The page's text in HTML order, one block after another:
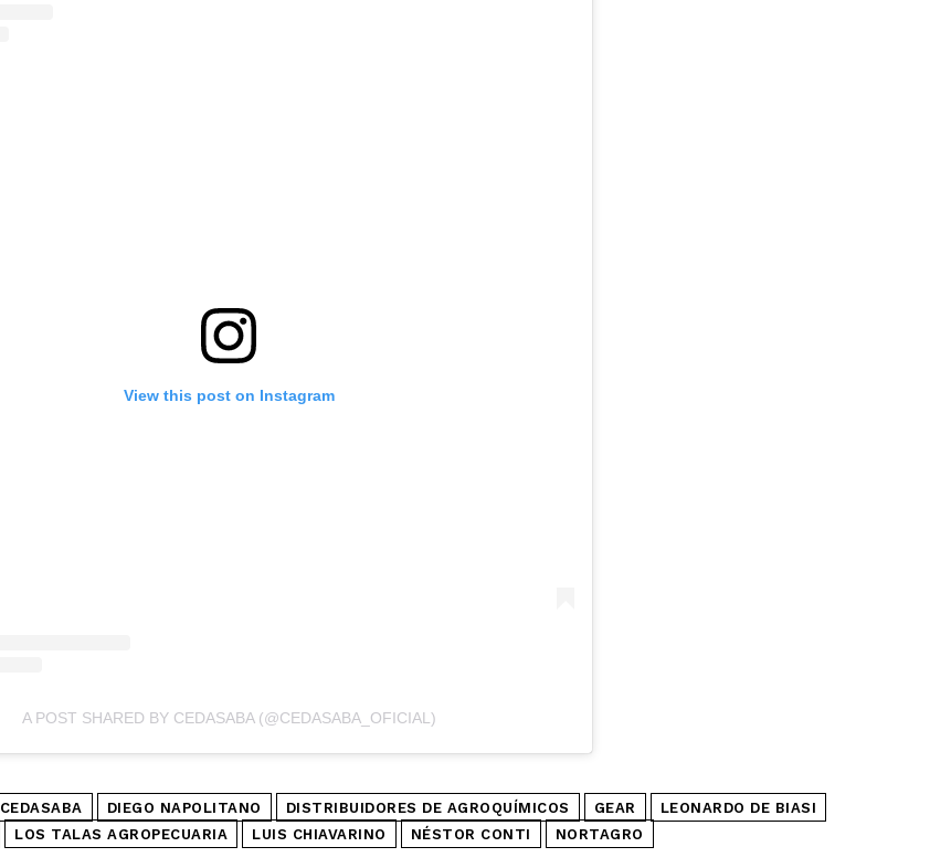
View this post on Instagram
A POST SHARED BY CEDASABA (@CEDASABA_OFICIAL)
CEDASABA DIEGO NAPOLITANO DISTRIBUIDORES DE AGROQUÍMICOS GEAR
LEONARDO DE BIASI
LOS TALAS AGROPECUARIA LUIS CHIAVARINO NÉSTOR CONTI NORTAGRO